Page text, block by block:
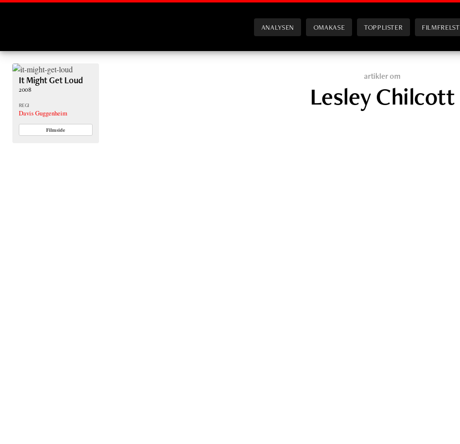
ANALYSEN OMAKASE TOPPLISTER FILMFRELST
It Might Get Loud
2008
REGI
Davis Guggenheim
Filmside
artikler om
Lesley Chilcott